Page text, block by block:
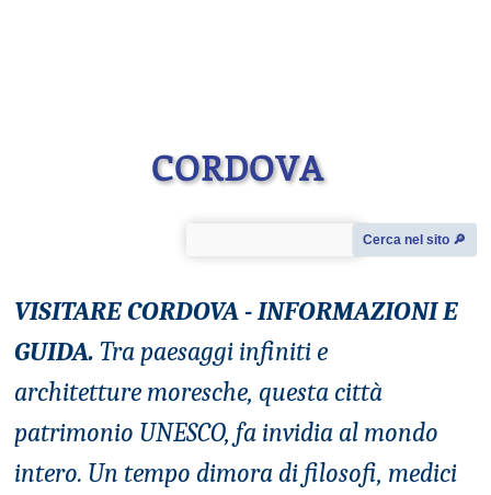
CORDOVA
Cerca nel sito 🔎︎
VISITARE CORDOVA - INFORMAZIONI E
GUIDA. Tra paesaggi infiniti e
architetture moresche, questa città
patrimonio UNESCO, fa invidia al mondo
intero. Un tempo dimora di filosofi, medici